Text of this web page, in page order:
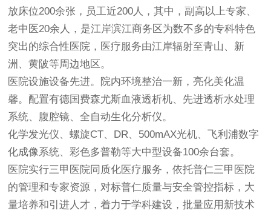
放床位200余张，员工近200人，其中，副高以上专家、
老中医20余人，是江岸滨江商务区为数不多的专科特色
突出的综合性医院，医疗服务由江岸辐射至青山、新
洲、黄陂等周边地区。
医院设施设备先进。院内环境整治一新，亮化美化温
馨。配置有德国费森尤斯血液透析机、先进透析水处理
系统、腹腔镜、全自动生化分析仪。
化学发光仪、螺旋CT、DR、500mAX光机、飞利浦数字
化成像系统、彩色多普勒等大中型设备100余台套。
医院实行三甲医院同质化医疗服务，依托普仁三甲医院
的管理和专家资源，对标普仁质量与安全管控指标，大
量培养和引进人才，着力于学科建设，批量应用新技术